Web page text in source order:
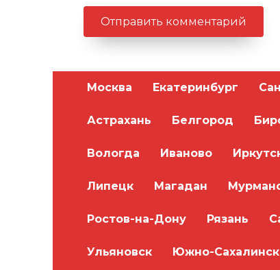
Москва Екатеринбург
Астрахань Белгород
Вологда Иваново
Липецк Магадан
Ростов-на-Дону Рязань
Ульяновск Южно-Сахалинск